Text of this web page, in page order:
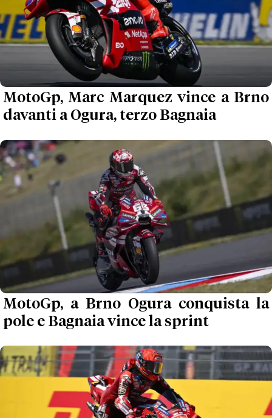
MotoGp, Marc Marquez vince a Brno
davanti a Ogura, terzo Bagnaia
MotoGp, a Brno Ogura conquista la
pole e Bagnaia vince la sprint